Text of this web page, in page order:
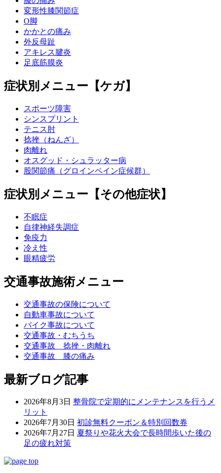
変形性膝関節症
O脚
かかとの痛み
外反母趾
アキレス腱炎
足底筋膜炎
症状別メニュー【ケガ】
スポーツ障害
シンスプリント
テニス肘
捻挫（ねんざ）
肉離れ
オスグッド・シュラッター病
股関節痛（グロインペイン症候群）
症状別メニュー【その他症状】
不眠症
自律神経失調症
免疫力
冷え性
眼精疲労
交通事故施術メニュー
交通事故の保険について
自動車事故について
バイク事故について
交通事故・むちうち
交通事故 捻挫・肉離れ
交通事故 膝の痛み
最新ブログ記事
2026年8月3日 整骨院で定期的にメンテナンスを行うメ
リット
2026年7月30日 初診無料クーポン＆特別回数券
2026年7月27日 夏祭りや花火大会で長時間歩いた後の
足の疲れ対策